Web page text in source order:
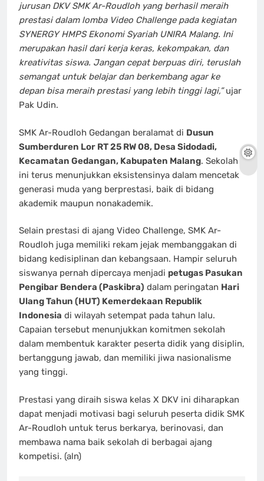
jurusan DKV SMK Ar-Roudloh yang berhasil meraih
prestasi dalam lomba Video Challenge pada kegiatan
SYNERGY HMPS Ekonomi Syariah UNIRA Malang. Ini
merupakan hasil dari kerja keras, kekompakan, dan
kreativitas siswa. Jangan cepat berpuas diri, teruslah
semangat untuk belajar dan berkembang agar ke
depan bisa meraih prestasi yang lebih tinggi lagi,”ujar
Pak Udin.
SMK Ar-Roudloh Gedangan beralamat di Dusun
Sumberduren Lor RT 25 RW 08, Desa Sidodadi,
Kecamatan Gedangan, Kabupaten Malang. Sekolah
ini terus menunjukkan eksistensinya dalam mencetak
generasi muda yang berprestasi, baik di bidang
akademik maupun nonakademik.
Selain prestasi di ajang Video Challenge, SMK Ar-
Roudloh juga memiliki rekam jejak membanggakan di
bidang kedisiplinan dan kebangsaan. Hampir seluruh
siswanya pernah dipercaya menjadi petugas Pasukan
Pengibar Bendera (Paskibra) dalam peringatan Hari
Ulang Tahun (HUT) Kemerdekaan Republik
Indonesia di wilayah setempat pada tahun lalu.
Capaian tersebut menunjukkan komitmen sekolah
dalam membentuk karakter peserta didik yang disiplin,
bertanggung jawab, dan memiliki jiwa nasionalisme
yang tinggi.
Prestasi yang diraih siswa kelas X DKV ini diharapkan
dapat menjadi motivasi bagi seluruh peserta didik SMK
Ar-Roudloh untuk terus berkarya, berinovasi, dan
membawa nama baik sekolah di berbagai ajang
kompetisi. (aln)